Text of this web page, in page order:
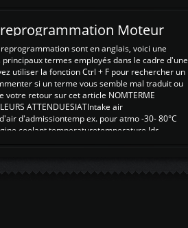
reprogrammation Moteur
sont en anglais, voici une
termes employés dans le cadre d'une
utiliser la fonction Ctrl + F pour rechercher un
si un terme vous semble mal traduit ou
votre retour sur cet article NOMTERME
ATTENDUESIATIntake air
d'admissiontemp ex. pour atmo -30- 80°C
coolant temperaturetemperature ldr